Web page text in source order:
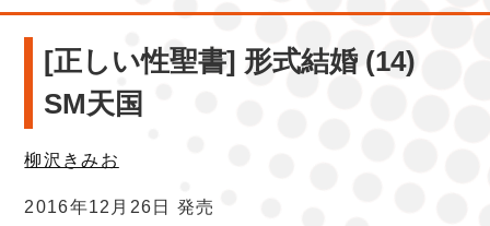
[正しい性聖書] 形式結婚 (14)
SM天国
柳沢きみお
2016年12月26日 発売